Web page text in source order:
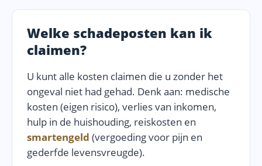
Welke schadeposten kan ik
claimen?
U kunt alle kosten claimen die u zonder het
ongeval niet had gehad. Denk aan: medische
kosten (eigen risico), verlies van inkomen,
hulp in de huishouding, reiskosten en
smartengeld (vergoeding voor pijn en
gederfde levensvreugde).